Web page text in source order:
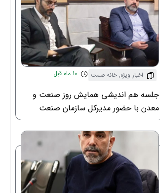
اخبار ویژه, خانه صمت 10 ماه قبل
جلسه هم اندیشی همایش روز صنعت و
معدن با حضور مدیرکل سازمان صنعت
معدن و تجارت استان و ریاست خانه
صنعت معدن و تجارت استان قم